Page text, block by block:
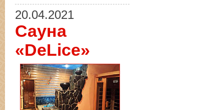
20.04.2021
Сауна
«DeLice»